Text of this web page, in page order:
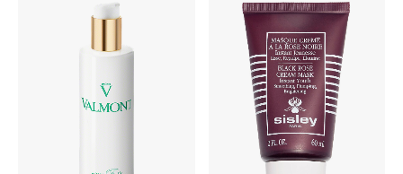
المكياج
العناية بالبشرة
مستحضرات العناية
مستحضرات الاستحمام والعناية بالجسم